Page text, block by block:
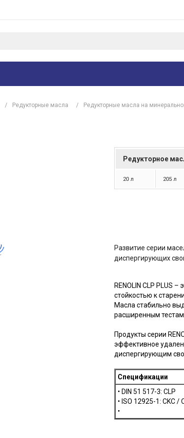
/ Редукторные масла / Редукторные масла на
Редукторное
20 л 205 л
Развитие серии
диспергирующих
RENOLIN CLP PLUS
стойкостью к
Масла стабильно
расширенным тестам
Продукты серии
эффективное
диспергирующим
Спецификации
• DIN 51 517-3: CLP
• ISO 12925-1: CKC /
•